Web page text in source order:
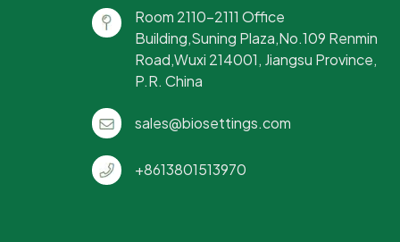
Room 2110-2111 Office
Building,Suning Plaza,No.109 Renmin
Road,Wuxi 214001, Jiangsu Province,
P.R. China
sales@biosettings.com
+8613801513970